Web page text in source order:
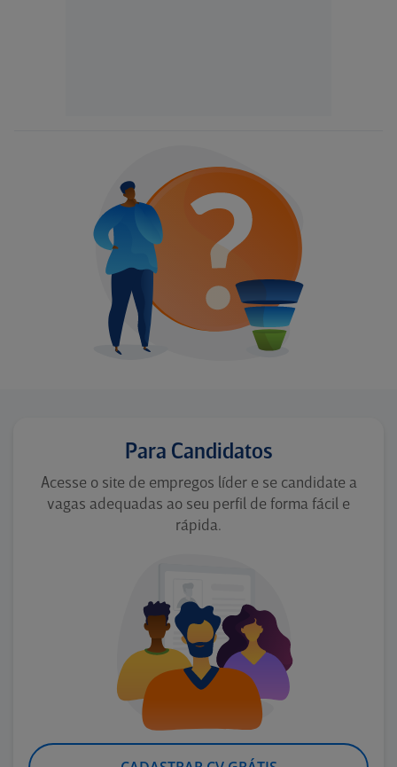
Para Candidatos
Acesse o site de empregos líder e se candidate a
vagas adequadas ao seu perfil de forma fácil e
rápida.